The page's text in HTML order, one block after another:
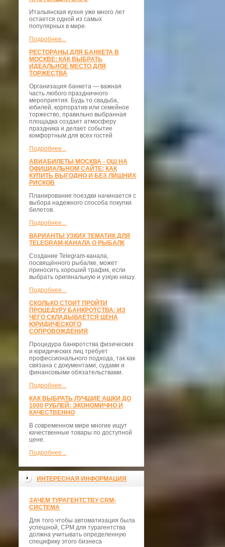
Итальянская кухня уже много лет
остается одной из самых
популярных в мире.
Подробнее...
РЕСТОРАНЫ ДЛЯ БАНКЕТА В
МОСКВЕ: КАК ВЫБРАТЬ
ИДЕАЛЬНОЕ МЕСТО ДЛЯ
ТОРЖЕСТВА
Организация банкета — важная
часть любого праздничного
мероприятия. Будь то свадьба,
юбилей, корпоратив или семейное
торжество, правильно выбранная
площадка создает атмосферу
праздника и делает событие
комфортным для всех гостей
Подробнее...
АВИАБИЛЕТЫ МОСКВА - ОШ НА
ОФИЦИАЛЬНОМ САЙТЕ: КАК
КУПИТЬ ВЫГОДНО И БЕЗ ЛИШНИХ
РИСКОВ
Планирование поездки начинается с
выбора надежного способа покупки
билетов.
Подробнее...
ВАРИАНТЫ УЗКИХ ТЕМАТИК ДЛЯ
TELEGRAM-КАНАЛА О РЫБАЛК
Создание Telegram-канала,
посвящённого рыбалке, может
приносить хороший трафик, если
выбрать оригинальную и узкую нишу.
Подробнее...
СКОЛЬКО СТОИТ ПРОЙТИ
ПРОЦЕДУРУ БАНКРОТСТВА: ИЗ
ЧЕГО СКЛАДЫВАЕТСЯ ЦЕНА
ЮРИДИЧЕСКОГО
СОПРОВОЖДЕНИЯ
Процедура банкротства физических
и юридических лиц требует
профессионального подхода, так как
связана с документами, судами и
финансовыми обязательствами.
Подробнее...
КАК ВЫБРАТЬ ЛУЧШИЕ АШКИ ДО
1000 РУБЛЕЙ: ЭКОНОМИЧНО И
КАЧЕСТВЕННО
В современном мире многие ищут
качественные товары по доступной
цене.
Подробнее...
ИНТЕРЕСНАЯ ИНФОРМАЦИЯ
ЗАЧЕМ ТУРАГЕНТСТВУ CRM-
СИСТЕМА
Для того чтобы автоматизация была
успешной, СРМ для турагентства
должна учитывать определенную
специфику этого бизнеса